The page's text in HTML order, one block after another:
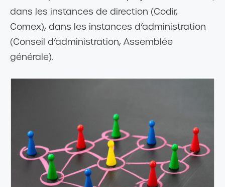
dans les instances de direction (Codir,
Comex), dans les instances d’administration
(Conseil d’administration, Assemblée
générale).